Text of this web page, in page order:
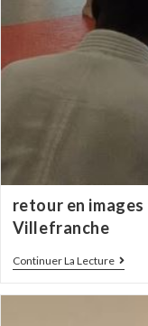
retour en
Villefranche
Continuer La Lecture